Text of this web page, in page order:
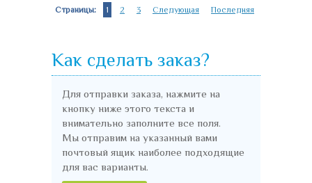
Страницы: 1 2 3 Следующая Последняя
Как сделать заказ?
Для отправки заказа, нажмите на
кнопку ниже этого текста и
внимательно заполните все поля.
Мы отправим на указанный вами
почтовый ящик наиболее подходящие
для вас варианты.